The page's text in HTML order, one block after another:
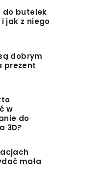
do butelek
jak z niego
dobrym
prezent
w
do
3D?
mała